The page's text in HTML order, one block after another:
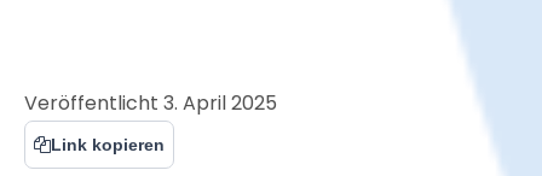
Veröffentlicht 3. April 2025
Link kopieren